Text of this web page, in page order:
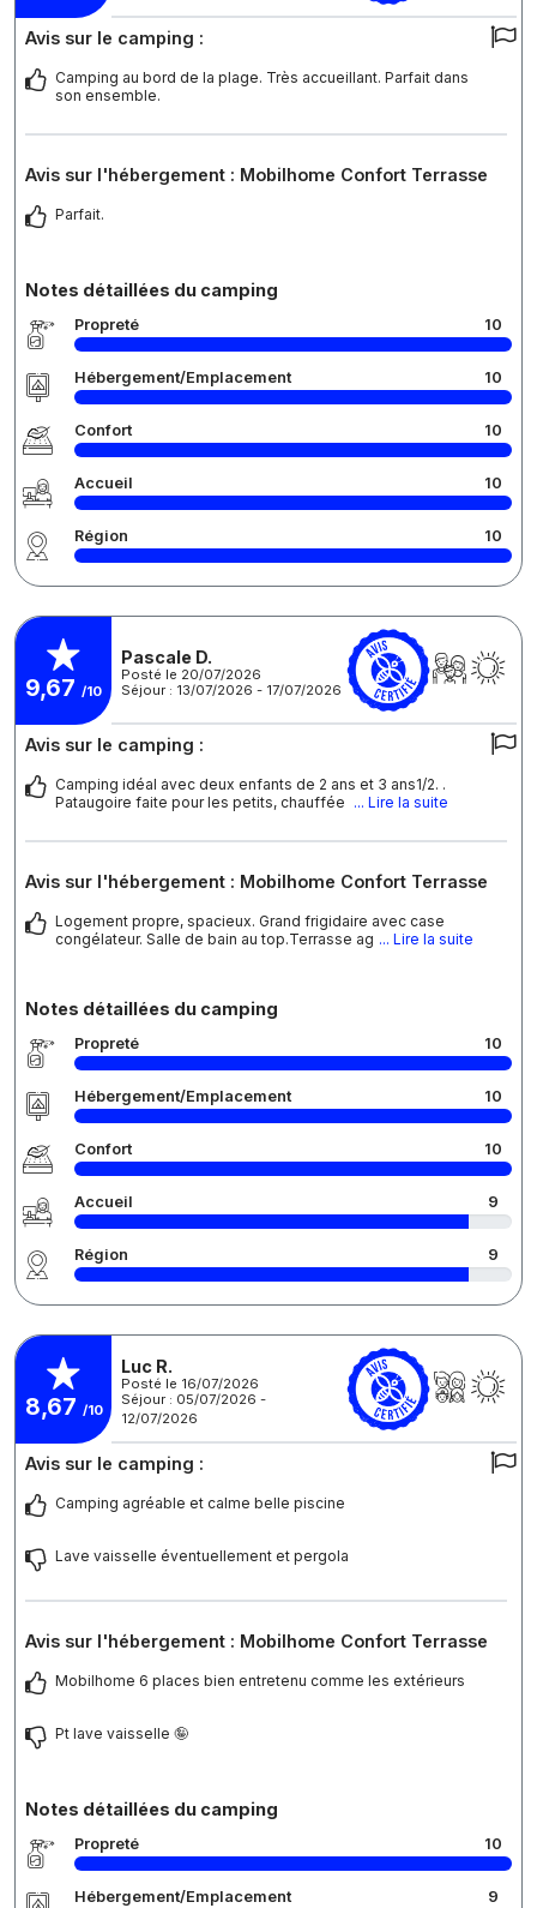
Avis sur le camping :
Camping au bord de la plage. Très accueillant. Parfait dans
son ensemble.
Avis sur l'hébergement : Mobilhome Confort Terrasse
Parfait.
Notes détaillées du camping
Propreté 10
Hébergement/Emplacement 10
Confort 10
Accueil 10
Région 10
9,67 /10
Pascale D.
Posté le 20/07/2026
Séjour : 13/07/2026 - 17/07/2026
Avis sur le camping :
Camping idéal avec deux enfants de 2 ans et 3 ans1/2. .
Pataugoire faite pour les petits, chauffée ... Lire la suite
Avis sur l'hébergement : Mobilhome Confort Terrasse
Logement propre, spacieux. Grand frigidaire avec case
congélateur. Salle de bain au top.Terrasse ag ... Lire la suite
Notes détaillées du camping
Propreté 10
Hébergement/Emplacement 10
Confort 10
Accueil 9
Région 9
8,67 /10
Luc R.
Posté le 16/07/2026
Séjour : 05/07/2026 -
12/07/2026
Avis sur le camping :
Camping agréable et calme belle piscine
Lave vaisselle éventuellement et pergola
Avis sur l'hébergement : Mobilhome Confort Terrasse
Mobilhome 6 places bien entretenu comme les extérieurs
Pt lave vaisselle 🤪
Notes détaillées du camping
Propreté 10
Hébergement/Emplacement 9